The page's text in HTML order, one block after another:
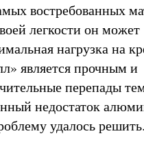
востребованных
легкости он может
нагрузка на
является прочным и
перепады
недостаток
удалось решить.